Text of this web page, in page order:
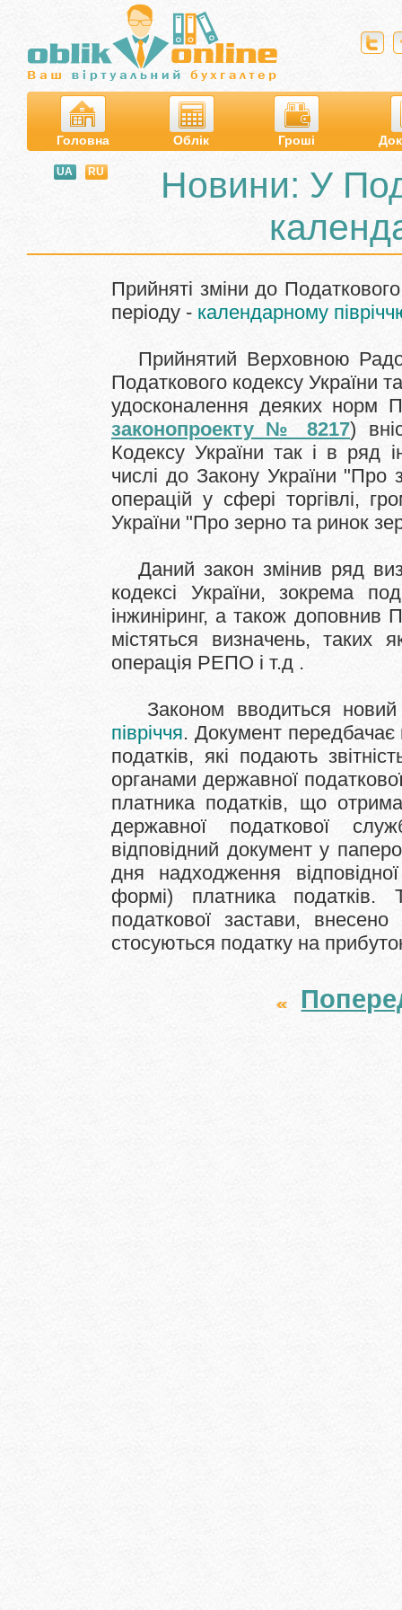
Головна Облік Гроші
UA RU
Новини: У
Прийняті зміни до
періоду - календарному
Прийнятий Верховною
Податкового кодексу України
удосконалення деяких норм
законопроекту № 8217)
Кодексу України так і в ряд
числі до Закону України "Про
операцій у сфері торгівлі,
України "Про зерно та ринок
Даний закон змінив ряд
кодексі України, зокрема
інжиніринг, а також доповнив
містяться визначень, таких
операція РЕПО і т.д .
Законом вводиться
півріччя. Документ передбачає
податків, які подають
органами державної
платника податків, що
державної податкової
відповідний документ у
дня надходження
формі) платника податків.
податкової застави,
стосуються податку на